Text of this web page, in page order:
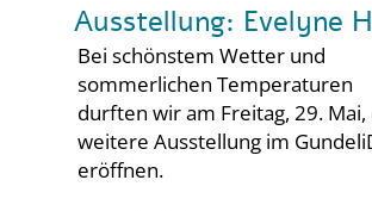
Ausstellung: Evelyne
Bei schönstem Wetter und
sommerlichen Temperaturen
durften wir am Freitag, 29. Mai,
weitere Ausstellung im
eröffnen.